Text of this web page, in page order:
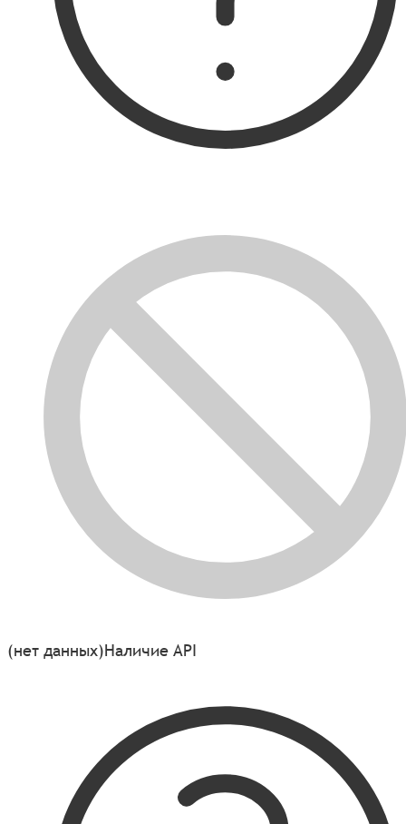
(нет данных)Наличие API